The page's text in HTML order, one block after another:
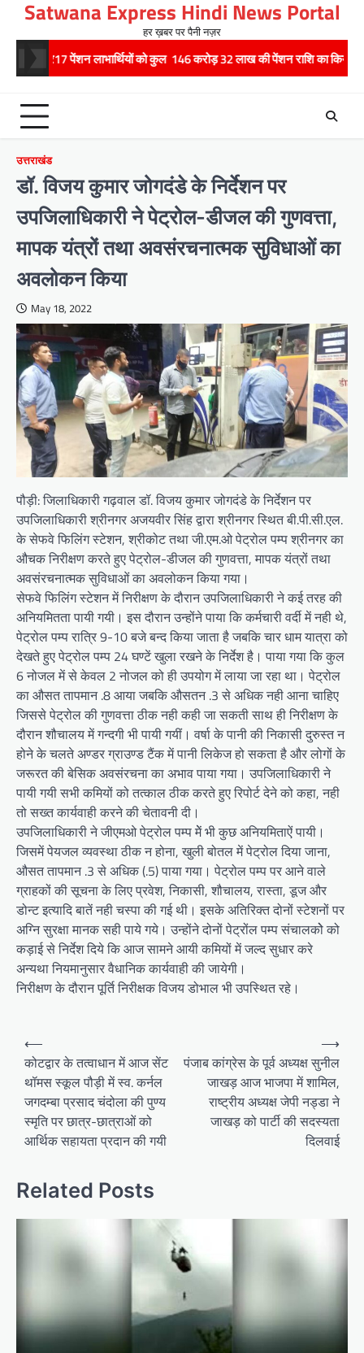
content
Satwana Express Hindi News Portal
हर ख़बर पर पैनी नज़र
लाभार्थियों को कुल 146 करोड़ 32 लाख की पेंशन राशि का किया भुगतान
उत्तराखंड
डॉ. विजय कुमार जोगदंडे के निर्देशन पर
उपजिलाधिकारी ने पेट्रोल-डीजल की गुणवत्ता,
मापक यंत्रों तथा अवसंरचनात्मक सुविधाओं का
अवलोकन किया
May 18, 2022
पौड़ी: जिलाधिकारी गढ़वाल डॉ. विजय कुमार जोगदंडे के निर्देशन पर
उपजिलाधिकारी श्रीनगर अजयवीर सिंह द्वारा श्रीनगर स्थित बी.पी.सी.एल.
के सेफवे फिलिंग स्टेशन, श्रीकोट तथा जी.एम.ओ पेट्रोल पम्प श्रीनगर का
औचक निरीक्षण करते हुए पेट्रोल-डीजल की गुणवत्ता, मापक यंत्रों तथा
अवसंरचनात्मक सुविधाओं का अवलोकन किया गया।
सेफवे फिलिंग स्टेशन में निरीक्षण के दौरान उपजिलाधिकारी ने कई तरह की
अनियमितता पायी गयी। इस दौरान उन्होंने पाया कि कर्मचारी वर्दी में नही थे,
पेट्रोल पम्प रात्रि 9-10 बजे बन्द किया जाता है जबकि चार धाम यात्रा को
देखते हुए पेट्रोल पम्प 24 घण्टें खुला रखने के निर्देश है। पाया गया कि कुल
6 नोजल में से केवल 2 नोजल को ही उपयोग में लाया जा रहा था। पेट्रोल
का औसत तापमान .8 आया जबकि औसतन .3 से अधिक नही आना चाहिए
जिससे पेट्रोल की गुणवत्ता ठीक नही कही जा सकती साथ ही निरीक्षण के
दौरान शौचालय में गन्दगी भी पायी गयीं। वर्षा के पानी की निकासी दुरुस्त न
होने के चलते अण्डर ग्राउण्ड टैंक में पानी लिकेज हो सकता है और लोगों के
जरूरत की बेसिक अवसंरचना का अभाव पाया गया। उपजिलाधिकारी ने
पायी गयी सभी कमियों को तत्काल ठीक करते हुए रिपोर्ट देने को कहा, नही
तो सख्त कार्यवाही करने की चेतावनी दी।
उपजिलाधिकारी ने जीएमओ पेट्रोल पम्प मेें भी कुछ अनियमिताऐं पायी।
जिसमें पेयजल व्यवस्था ठीक न होना, खुली बोतल में पेट्रोल दिया जाना,
औसत तापमान .3 से अधिक (.5) पाया गया। पेट्रोल पम्प पर आने वाले
ग्राहकों की सूचना के लिए प्रवेश, निकासी, शौचालय, रास्ता, डूज और
डोन्ट इत्यादि बातें नही चस्पा की गई थी। इसके अतिरिक्त दोनों स्टेशनों पर
अग्नि सुरक्षा मानक सही पाये गये। उन्होंने दोनों पेट्रोंल पम्प संचालकोे को
कड़ाई से निर्देश दिये कि आज सामने आयी कमियों में जल्द सुधार करे
अन्यथा नियमानुसार वैधानिक कार्यवाही की जायेगी।
निरीक्षण के दौरान पूर्ति निरीक्षक विजय डोभाल भी उपस्थित रहे।
o
v
i
i
o
⟵
कोटद्वार के तत्वाधान में आज सेंट
थॉमस स्कूल पौड़ी में स्व. कर्नल
जगदम्बा प्रसाद चंदोला की पुण्य
स्मृति पर छात्र-छात्राओं को
आर्थिक सहायता प्रदान की गयी
पंजाब कांग्रेस के पूर्व अध्‍यक्ष सुनील
जाखड़ आज भाजपा में शामिल,
राष्ट्रीय अध्यक्ष जेपी नड्डा ने
जाखड़ को पार्टी की सदस्यता
दिलवाई
⟶
Related Posts